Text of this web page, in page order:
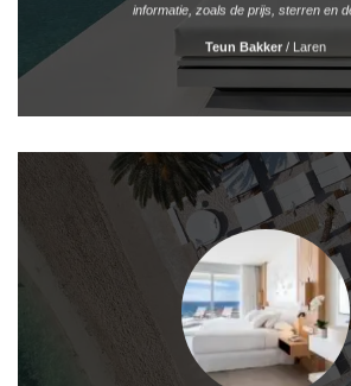
informatie, zoals de prijs, sterren en
Teun Bakker / Laren